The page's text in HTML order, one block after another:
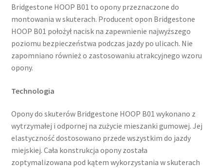
Bridgestone HOOP B01 to opony przeznaczone do
montowania w skuterach. Producent opon Bridgestone
HOOP B01 położył nacisk na zapewnienie najwyższego
poziomu bezpieczeństwa podczas jazdy po ulicach. Nie
zapomniano również o zastosowaniu atrakcyjnego wzoru
opony.
Technologia
Opony do skuterów Bridgestone HOOP B01 wykonano z
wytrzymałej i odpornej na zużycie mieszanki gumowej. Jej
elastyczność dostosowano przede wszystkim do jazdy
miejskiej. Cała konstrukcja opony została
zoptymalizowana pod kątem wykorzystania w skuterach